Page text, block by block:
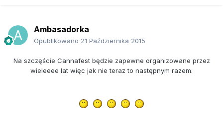
Ambasadorka
Opublikowano 21 Października 2015
Na szczęście Cannafest będzie zapewne organizowane przez
wieleeee lat więc jak nie teraz to następnym razem.